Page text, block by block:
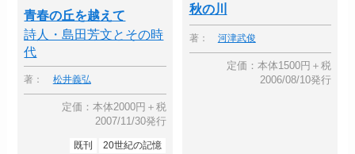
青春の丘を越えて
詩人・島田芳文とその時
代
著： 松井義弘
定価：本体2000円＋税
2007/11/30発行
既刊
20世紀の記憶
秋の川
著： 河津武俊
定価：本体1500円＋税
2006/08/10発行